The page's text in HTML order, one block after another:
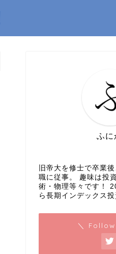
ふに
旧帝大を修士で卒業
職に従事。 趣味は投
術・物理等々です！
ら長期インデックス投
＼